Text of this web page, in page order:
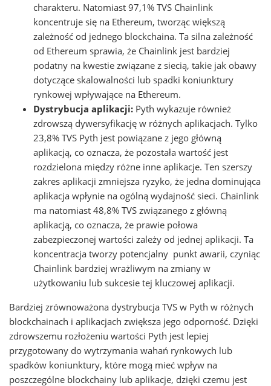
charakteru. Natomiast 97,1% TVS Chainlink
koncentruje się na Ethereum, tworząc większą
zależność od jednego blockchaina. Ta silna zależność
od Ethereum sprawia, że Chainlink jest bardziej
podatny na kwestie związane z siecią, takie jak obawy
dotyczące skalowalności lub spadki koniunktury
rynkowej wpływające na Ethereum.
Dystrybucja aplikacji: Pyth wykazuje również
zdrowszą dywersyfikację w różnych aplikacjach. Tylko
23,8% TVS Pyth jest powiązane z jego główną
aplikacją, co oznacza, że pozostała wartość jest
rozdzielona między różne inne aplikacje. Ten szerszy
zakres aplikacji zmniejsza ryzyko, że jedna dominująca
aplikacja wpłynie na ogólną wydajność sieci. Chainlink
ma natomiast 48,8% TVS związanego z główną
aplikacją, co oznacza, że prawie połowa
zabezpieczonej wartości zależy od jednej aplikacji. Ta
koncentracja tworzy potencjalny punkt awarii, czyniąc
Chainlink bardziej wrażliwym na zmiany w
użytkowaniu lub sukcesie tej kluczowej aplikacji.
Bardziej zrównoważona dystrybucja TVS w Pyth w różnych
blockchainach i aplikacjach zwiększa jego odporność. Dzięki
zdrowszemu rozłożeniu wartości Pyth jest lepiej
przygotowany do wytrzymania wahań rynkowych lub
spadków koniunktury, które mogą mieć wpływ na
poszczególne blockchainy lub aplikacje, dzięki czemu jest